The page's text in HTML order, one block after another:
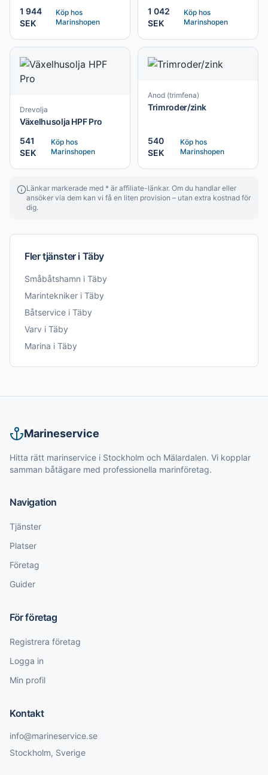
1 944
SEK
Köp hos
Marinshopen
1 042
SEK
Köp hos
Marinshopen
Drevolja
Växelhusolja HPF Pro
541
SEK
Köp hos
Marinshopen
Anod (trimfena)
Trimroder/zink
540
SEK
Köp hos
Marinshopen
Länkar markerade med * är affiliate-länkar. Om du handlar eller
ansöker via dem kan vi få en liten provision – utan extra kostnad för
dig.
Fler tjänster i Täby
Småbåtshamn i Täby
Marintekniker i Täby
Båtservice i Täby
Varv i Täby
Marina i Täby
Marineservice
Hitta rätt marinservice i Stockholm och Mälardalen. Vi kopplar
samman båtägare med professionella marinföretag.
Navigation
Tjänster
Platser
Företag
Guider
För företag
Registrera företag
Logga in
Min profil
Kontakt
info@marineservice.se
Stockholm, Sverige